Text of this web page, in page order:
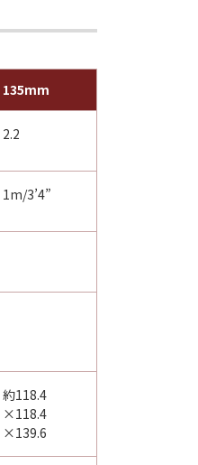
135mm
2.2
1m/3’4”
約118.4
×118.4
×139.6